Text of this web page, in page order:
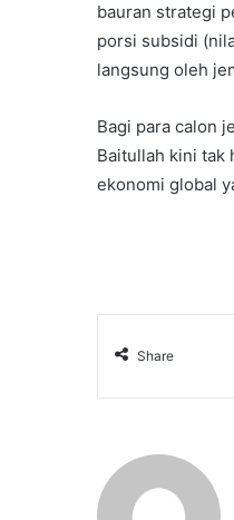
bauran strategi
porsi subsidi
langsung oleh
Bagi para calon
Baitullah kini tak
ekonomi global
Share